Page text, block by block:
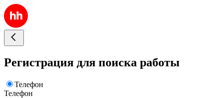
Регистрация для поиска работы
Телефон
Телефон